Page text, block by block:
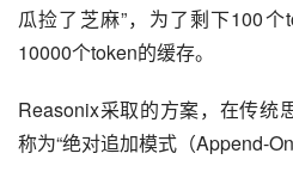
瓜捡了芝麻”，为了剩下100
10000个token的缓存。
Reasonix采取的方案，在传统
称为“绝对追加模式（Append-